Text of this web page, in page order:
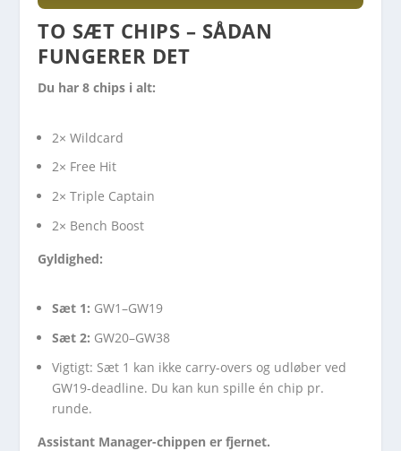
TO SÆT CHIPS – SÅDAN
FUNGERER DET
Du har 8 chips i alt:
2× Wildcard
2× Free Hit
2× Triple Captain
2× Bench Boost
Gyldighed:
Sæt 1: GW1–GW19
Sæt 2: GW20–GW38
Vigtigt: Sæt 1 kan ikke carry-overs og udløber ved
GW19-deadline. Du kan kun spille én chip pr.
runde.
Assistant Manager-chippen er fjernet.